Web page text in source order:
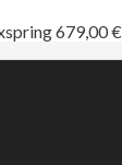
679,00€